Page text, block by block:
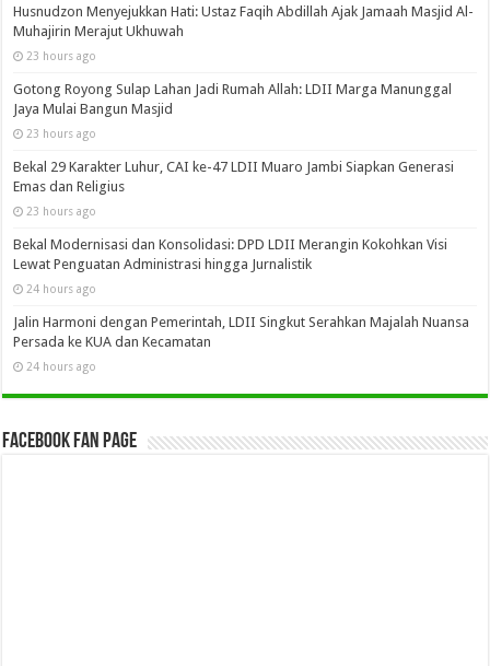
Husnudzon Menyejukkan Hati: Ustaz Faqih Abdillah Ajak Jamaah Masjid Al-
Muhajirin Merajut Ukhuwah
23 hours ago
Gotong Royong Sulap Lahan Jadi Rumah Allah: LDII Marga Manunggal
Jaya Mulai Bangun Masjid
23 hours ago
Bekal 29 Karakter Luhur, CAI ke-47 LDII Muaro Jambi Siapkan Generasi
Emas dan Religius
23 hours ago
Bekal Modernisasi dan Konsolidasi: DPD LDII Merangin Kokohkan Visi
Lewat Penguatan Administrasi hingga Jurnalistik
24 hours ago
Jalin Harmoni dengan Pemerintah, LDII Singkut Serahkan Majalah Nuansa
Persada ke KUA dan Kecamatan
24 hours ago
Facebook Fan Page